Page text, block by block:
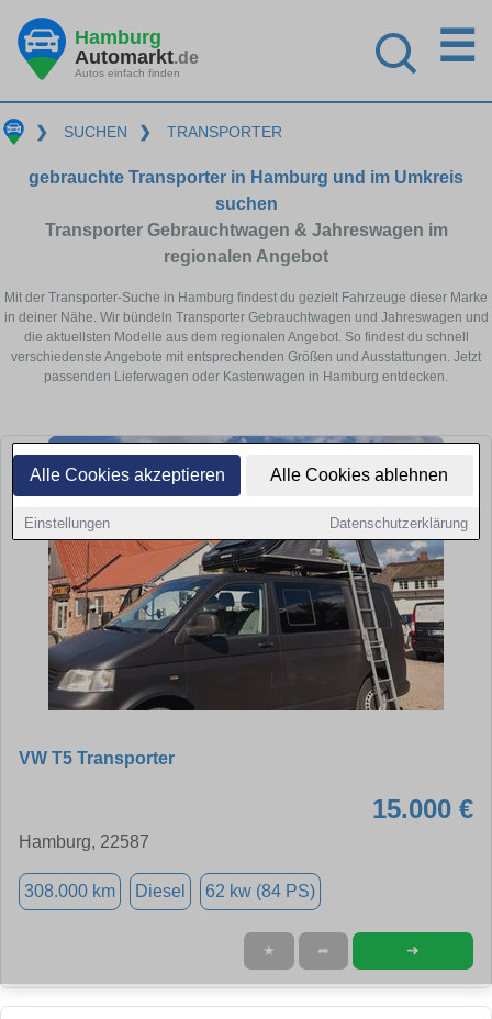
Alle Cookies akzeptieren Alle Cookies ablehnen
Einstellungen Datenschutzerklärung
Hamburg
Automarkt.de
Autos einfach finden
☰
❯ SUCHEN ❯ TRANSPORTER
gebrauchte Transporter in Hamburg und im Umkreis
suchen
Transporter Gebrauchtwagen & Jahreswagen im
regionalen Angebot
Mit der Transporter-Suche in Hamburg findest du gezielt Fahrzeuge dieser Marke
in deiner Nähe. Wir bündeln Transporter Gebrauchtwagen und Jahreswagen und
die aktuellsten Modelle aus dem regionalen Angebot. So findest du schnell
verschiedenste Angebote mit entsprechenden Größen und Ausstattungen. Jetzt
passenden Lieferwagen oder Kastenwagen in Hamburg entdecken.
VW T5 Transporter
15.000 €
Hamburg, 22587
308.000 km Diesel 62 kw (84 PS)
★ ➦ ➜